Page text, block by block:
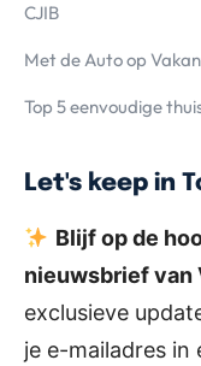
CJIB
Met de Auto op
Top 5 eenvoudige
Let's keep in
Blijf op de
nieuwsbrief van
exclusieve
je e-mailadres in